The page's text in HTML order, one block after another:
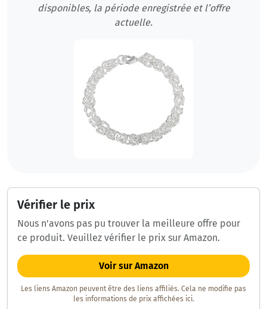
disponibles, la période enregistrée et l’offre
actuelle.
Vérifier le prix
Nous n'avons pas pu trouver la meilleure offre pour
ce produit. Veuillez vérifier le prix sur Amazon.
Voir sur Amazon
Les liens Amazon peuvent être des liens affiliés. Cela ne modifie pas
les informations de prix affichées ici.